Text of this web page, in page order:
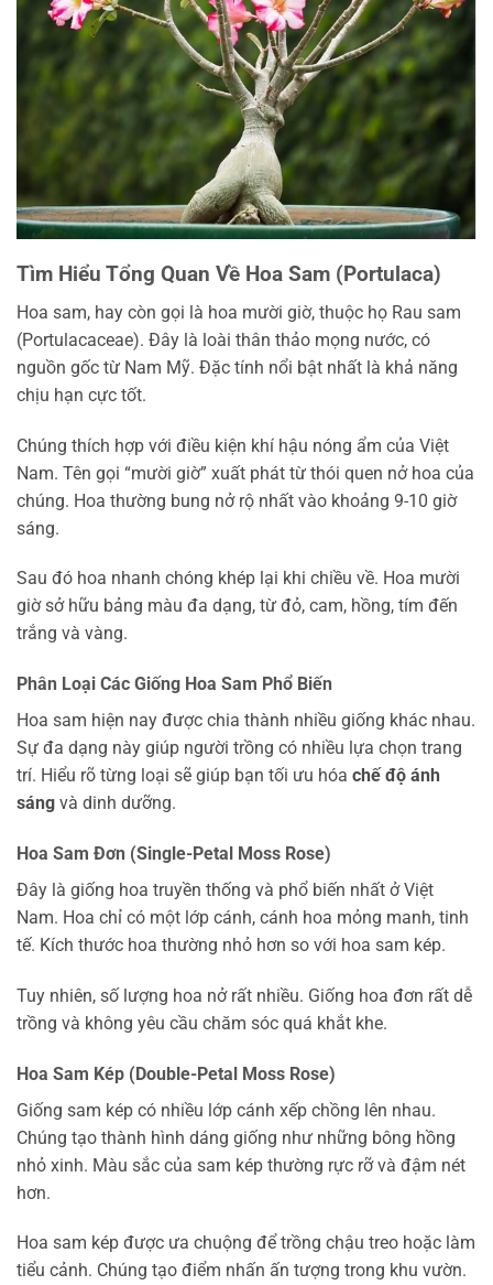
Tìm Hiểu Tổng Quan Về Hoa Sam (Portulaca)
Hoa sam, hay còn gọi là hoa mười giờ, thuộc họ Rau sam
(Portulacaceae). Đây là loài thân thảo mọng nước, có
nguồn gốc từ Nam Mỹ. Đặc tính nổi bật nhất là khả năng
chịu hạn cực tốt.
Chúng thích hợp với điều kiện khí hậu nóng ẩm của Việt
Nam. Tên gọi “mười giờ” xuất phát từ thói quen nở hoa của
chúng. Hoa thường bung nở rộ nhất vào khoảng 9-10 giờ
sáng.
Sau đó hoa nhanh chóng khép lại khi chiều về. Hoa mười
giờ sở hữu bảng màu đa dạng, từ đỏ, cam, hồng, tím đến
trắng và vàng.
Phân Loại Các Giống Hoa Sam Phổ Biến
Hoa sam hiện nay được chia thành nhiều giống khác nhau.
Sự đa dạng này giúp người trồng có nhiều lựa chọn trang
trí. Hiểu rõ từng loại sẽ giúp bạn tối ưu hóa chế độ ánh
sáng và dinh dưỡng.
Hoa Sam Đơn (Single-Petal Moss Rose)
Đây là giống hoa truyền thống và phổ biến nhất ở Việt
Nam. Hoa chỉ có một lớp cánh, cánh hoa mỏng manh, tinh
tế. Kích thước hoa thường nhỏ hơn so với hoa sam kép.
Tuy nhiên, số lượng hoa nở rất nhiều. Giống hoa đơn rất dễ
trồng và không yêu cầu chăm sóc quá khắt khe.
Hoa Sam Kép (Double-Petal Moss Rose)
Giống sam kép có nhiều lớp cánh xếp chồng lên nhau.
Chúng tạo thành hình dáng giống như những bông hồng
nhỏ xinh. Màu sắc của sam kép thường rực rỡ và đậm nét
hơn.
Hoa sam kép được ưa chuộng để trồng chậu treo hoặc làm
tiểu cảnh. Chúng tạo điểm nhấn ấn tượng trong khu vườn.